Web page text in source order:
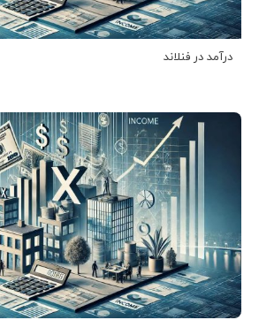
درآمد در فنلاند